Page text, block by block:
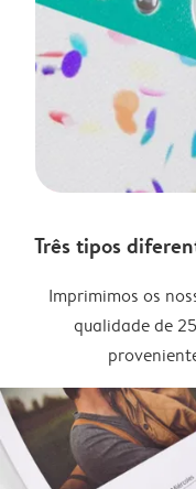
Três tipos
Imprimimos os
qualidade de